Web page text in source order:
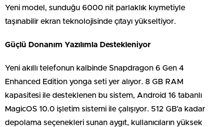
Yeni model, sunduğu 6000 nit parlaklık kıymetiyle
taşınabilir ekran teknolojisinde çıtayı yükseltiyor.
Güçlü Donanım Yazılımla Destekleniyor
Yeni akıllı telefonun kalbinde Snapdragon 6 Gen 4
Enhanced Edition yonga seti yer alıyor. 8 GB RAM
kapasitesi ile desteklenen bu sistem, Android 16 tabanlı
MagicOS 10.0 işletim sistemi ile çalışıyor. 512 GB’a kadar
depolama seçenekleri sunan aygıt, kullanıcıların yüksek